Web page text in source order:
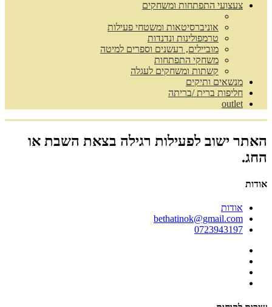
צעצועי התפתחות ומשחקים
אוניברסיטאות ומשטחי פעילות
טרמפולינות ונדנדות
מוביילים, רעשנים וספרים למיטה
משחקי התפתחות
קשתות ומשחקים לעגלה
מנשאים ותיקים
חליפות ברית /בריתה
outlet
האתר ישוב לפעילות רגילה בצאת השבת או
החג.
אודות
אודות
bethatinok@gmail.com
0723943197